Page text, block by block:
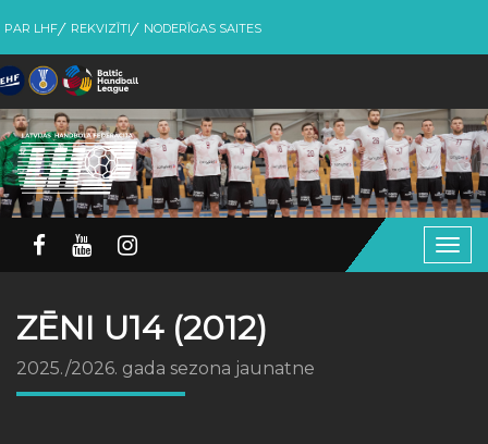
PAR LHF REKVIZĪTI NODERĪGAS SAITES
ZĒNI U14 (2012)
2025./2026. gada sezona jaunatne